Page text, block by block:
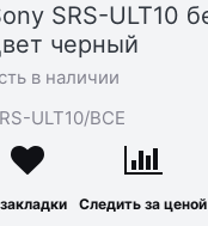
SRS-ULT10
черный
в наличии
ULT10/BCE
Следить за ценой